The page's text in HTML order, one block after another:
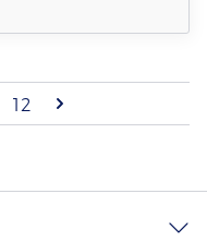
la page
Page
12